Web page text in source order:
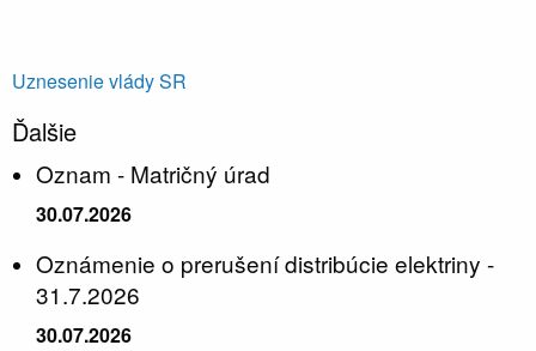
Uznesenie vlády SR
Ďalšie
Oznam - Matričný úrad
30.07.2026
Oznámenie o prerušení distribúcie elektriny -
31.7.2026
30.07.2026